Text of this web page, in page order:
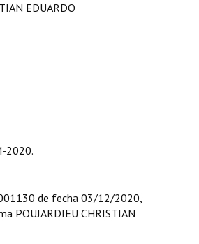
EDUARDO
2020.
de fecha 03/12/2020,
POUJARDIEU CHRISTIAN